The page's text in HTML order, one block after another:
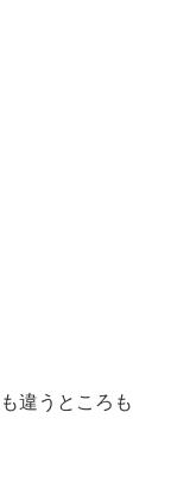
違うところも